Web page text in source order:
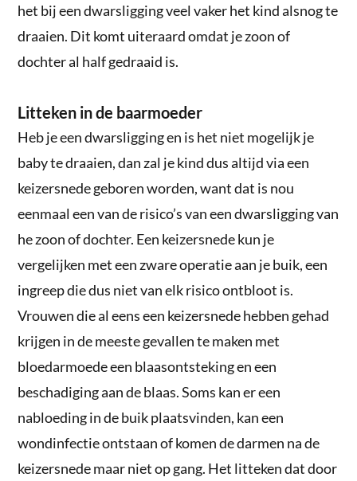
het bij een dwarsligging veel vaker het kind alsnog te
draaien. Dit komt uiteraard omdat je zoon of
dochter al half gedraaid is.
Litteken in de baarmoeder
Heb je een dwarsligging en is het niet mogelijk je
baby te draaien, dan zal je kind dus altijd via een
keizersnede geboren worden, want dat is nou
eenmaal een van de risico’s van een dwarsligging van
he zoon of dochter. Een keizersnede kun je
vergelijken met een zware operatie aan je buik, een
ingreep die dus niet van elk risico ontbloot is.
Vrouwen die al eens een keizersnede hebben gehad
krijgen in de meeste gevallen te maken met
bloedarmoede een blaasontsteking en een
beschadiging aan de blaas. Soms kan er een
nabloeding in de buik plaatsvinden, kan een
wondinfectie ontstaan of komen de darmen na de
keizersnede maar niet op gang. Het litteken dat door